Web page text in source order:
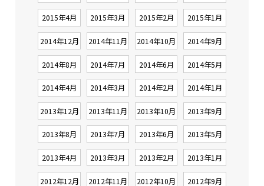
2015年4月 2015年3月 2015年2月 2015年1月
2014年12月 2014年11月 2014年10月 2014年9月
2014年8月 2014年7月 2014年6月 2014年5月
2014年4月 2014年3月 2014年2月 2014年1月
2013年12月 2013年11月 2013年10月 2013年9月
2013年8月 2013年7月 2013年6月 2013年5月
2013年4月 2013年3月 2013年2月 2013年1月
2012年12月 2012年11月 2012年10月 2012年9月